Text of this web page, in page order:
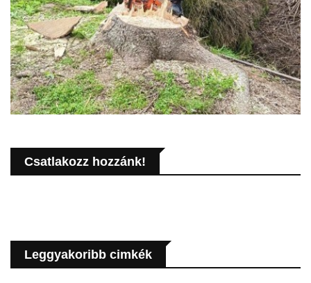
Csatlakozz hozzánk!
Leggyakoribb cimkék